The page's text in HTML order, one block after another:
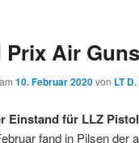
Prix Air
10. Februar 2020von LT
Einstand für LLZ
fand in Pilsen der